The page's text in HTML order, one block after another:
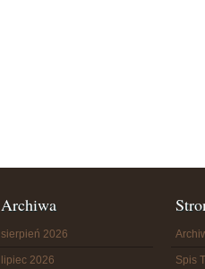
Archiwa
sierpień 2026
lipiec 2026 Spis